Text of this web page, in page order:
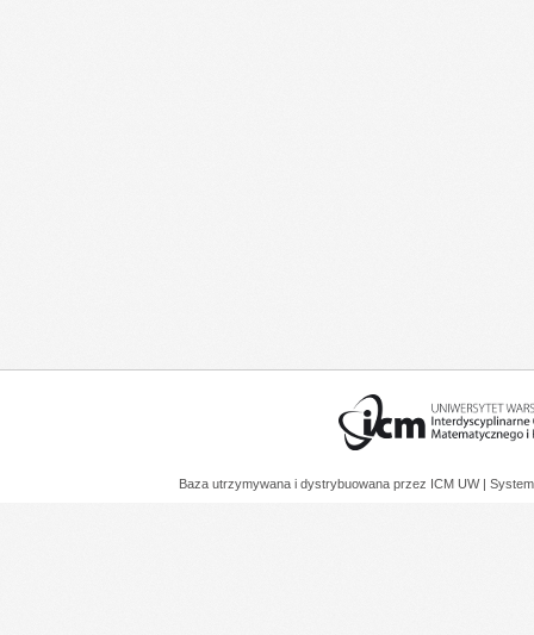
Baza utrzymywana i dystrybuowana przez ICM UW |